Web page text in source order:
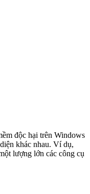
độc hại trên Windows
khác nhau. Ví dụ,
lượng lớn các công cụ